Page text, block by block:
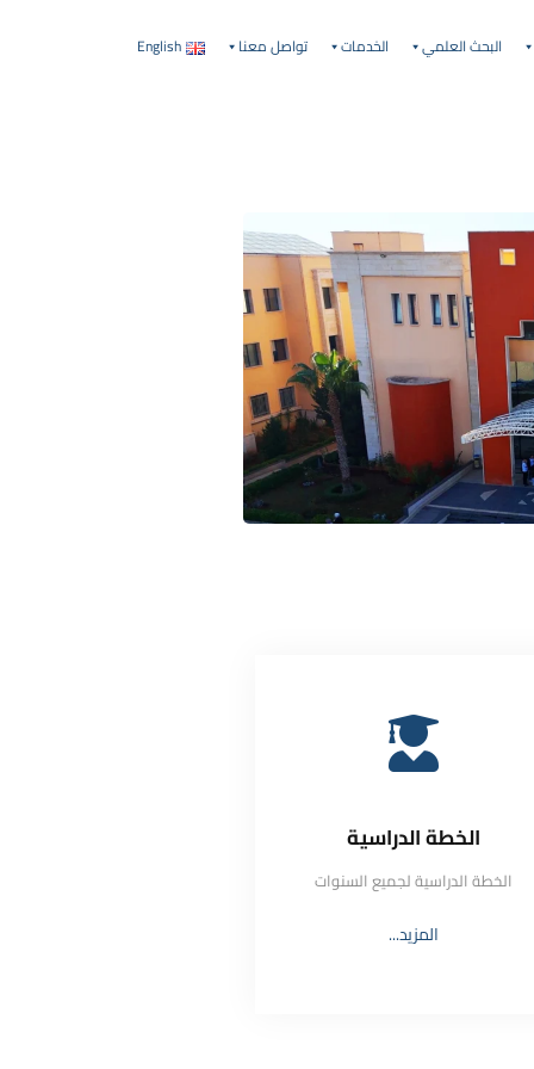
البحث العلمي الخدمات تواصل معنا English
الخطة الدراسية
الخطة الدراسية لجميع السنوات
المزيد...